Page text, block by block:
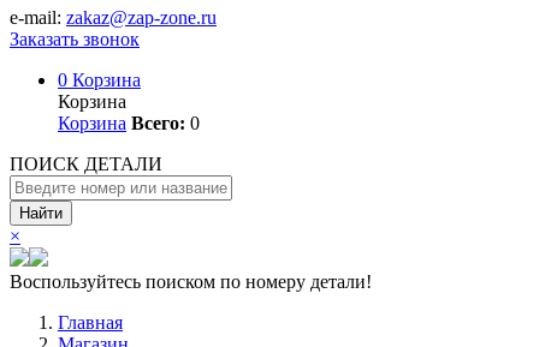
e-mail: zakaz@zap-zone.ru
Заказать звонок
0 Корзина
Корзина
Корзина Всего: 0
ПОИСК ДЕТАЛИ
Найти
×
Воспользуйтесь поиском по номеру детали!
Главная